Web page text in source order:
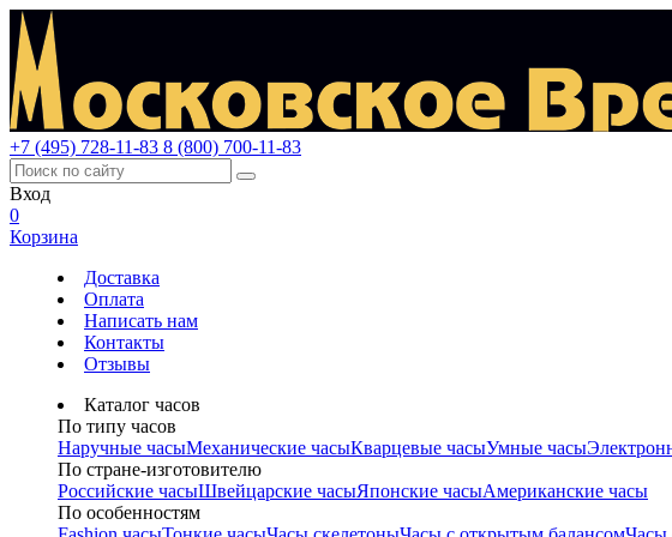
+7 (495) 728-11-83 8 (800) 700-11-83
Вход
0
Корзина
Доставка
Оплата
Написать нам
Контакты
Отзывы
Каталог часов
По типу часов
Наручные часыМеханические часыКварцевые часыУмные часы
По стране-изготовителю
Российские часыШвейцарские часыЯпонские часыАмериканские часы
По особенностям